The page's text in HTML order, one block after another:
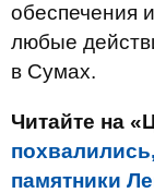
обеспечения
любые
в Сумах.
Читайте на
памятники